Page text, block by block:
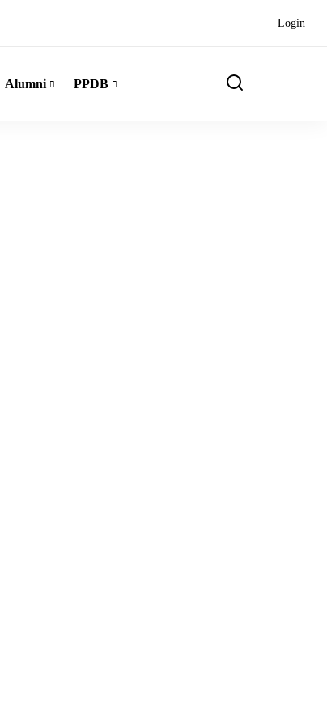
Login
Alumni PPDB